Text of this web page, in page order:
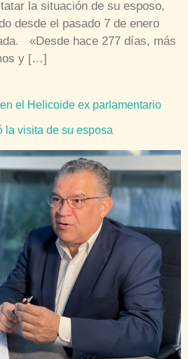
la situación de su esposo,
desde el pasado 7 de enero
«Desde hace 277 días, más
y […]
el Helicoide ex parlamentario
la visita de su esposa